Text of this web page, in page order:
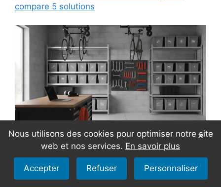
compare 5 solutions
Enduit à la chaux : atouts, application et
bénéfices écologiques
×
Nous utilisons des cookies pour optimiser notre site
web et nos services. En savoir plus
Accepter Refuser Personnaliser